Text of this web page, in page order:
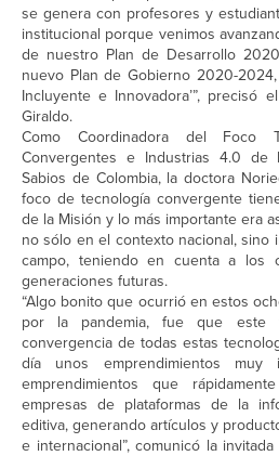
se genera con profesores y
institucional porque venimos
de nuestro Plan de Desarrollo
nuevo Plan de Gobierno 2020-
Incluyente e Innovadora’”, precisó
Giraldo.
Como Coordinadora del Foco
Convergentes e Industrias 4.0 de
Sabios de Colombia, la doctora
foco de tecnología convergente
de la Misión y lo más importante era
no sólo en el contexto nacional, sino
campo, teniendo en cuenta a los
generaciones futuras.
“Algo bonito que ocurrió en estos
por la pandemia, fue que este
convergencia de todas estas
día unos emprendimientos
emprendimientos que
empresas de plataformas de la
editiva, generando artículos y
e internacional”, comunicó la